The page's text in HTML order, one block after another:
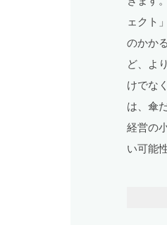
ェクト
のかか
ど、よ
けでな
は、傘
経営の
い可能